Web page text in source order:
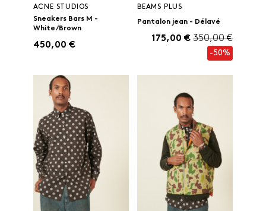
ACNE STUDIOS
Sneakers Bars M -
White/Brown
450,00 €
BEAMS PLUS
Pantalon jean - Délavé
175,00 € 350,00 €
-50%